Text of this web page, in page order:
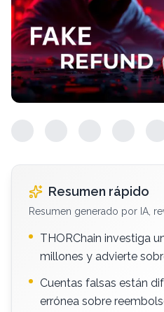
Resumen rápido
Resumen generado por IA,
THORChain investiga
millones y advierte
Cuentas falsas están
errónea sobre